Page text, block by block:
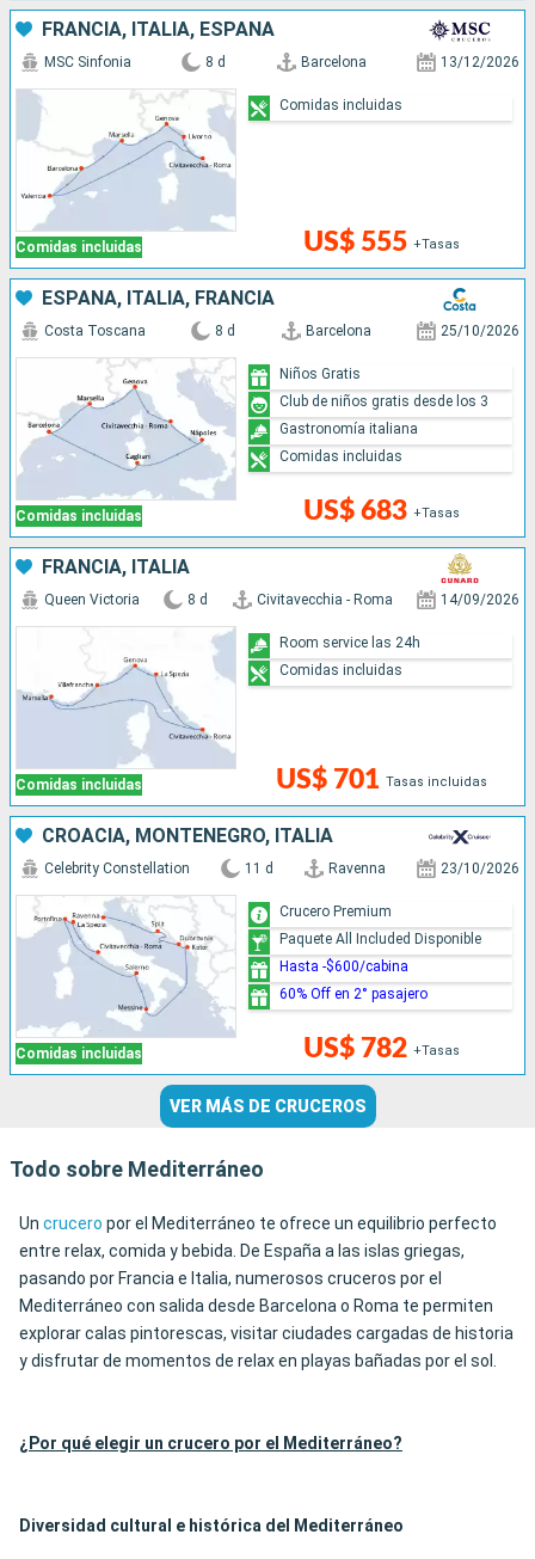
FRANCIA, ITALIA, ESPAÑA
Comidas incluidas
MSC Sinfonia 8 d Barcelona 13/12/2026
US$ 555 +Tasas
Comidas incluidas
ESPAÑA, ITALIA, FRANCIA
Comidas incluidas
Costa Toscana 8 d Barcelona 25/10/2026
US$ 683 +Tasas
Niños Gratis
Club de niños gratis desde los 3
Gastronomía italiana
Comidas incluidas
FRANCIA, ITALIA
Comidas incluidas
Queen Victoria 8 d Civitavecchia - Roma 14/09/2026
US$ 701 Tasas incluidas
Room service las 24h
Comidas incluidas
CROACIA, MONTENEGRO, ITALIA
Comidas incluidas
Celebrity Constellation 11 d Ravenna 23/10/2026
US$ 782 +Tasas
Crucero Premium
Paquete All Included Disponible
Hasta -$600/cabina
60% Off en 2° pasajero
VER MÁS DE CRUCEROS
Todo sobre Mediterráneo
Un crucero por el Mediterráneo te ofrece un equilibrio perfecto
entre relax, comida y bebida. De España a las islas griegas,
pasando por Francia e Italia, numerosos cruceros por el
Mediterráneo con salida desde Barcelona o Roma te permiten
explorar calas pintorescas, visitar ciudades cargadas de historia
y disfrutar de momentos de relax en playas bañadas por el sol.
¿Por qué elegir un crucero por el Mediterráneo?
Diversidad cultural e histórica del Mediterráneo